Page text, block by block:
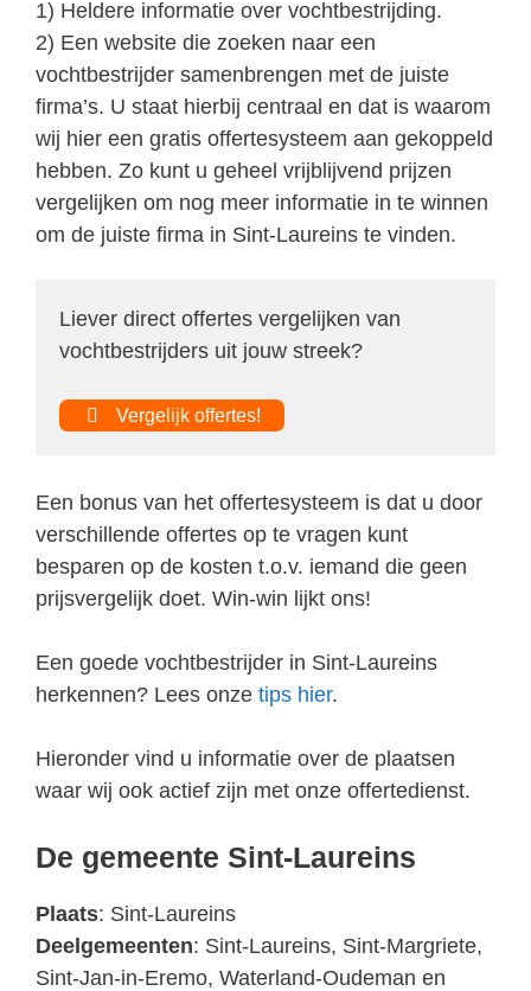
1) Heldere informatie over vochtbestrijding.
2) Een website die zoeken naar een
vochtbestrijder samenbrengen met de juiste
firma’s. U staat hierbij centraal en dat is waarom
wij hier een gratis offertesysteem aan gekoppeld
hebben. Zo kunt u geheel vrijblijvend prijzen
vergelijken om nog meer informatie in te winnen
om de juiste firma in Sint-Laureins te vinden.
Liever direct offertes vergelijken van
vochtbestrijders uit jouw streek?
Vergelijk offertes!
Een bonus van het offertesysteem is dat u door
verschillende offertes op te vragen kunt
besparen op de kosten t.o.v. iemand die geen
prijsvergelijk doet. Win-win lijkt ons!
Een goede vochtbestrijder in Sint-Laureins
herkennen? Lees onze tips hier.
Hieronder vind u informatie over de plaatsen
waar wij ook actief zijn met onze offertedienst.
De gemeente Sint-Laureins
Plaats: Sint-Laureins
Deelgemeenten: Sint-Laureins, Sint-Margriete,
Sint-Jan-in-Eremo, Waterland-Oudeman en